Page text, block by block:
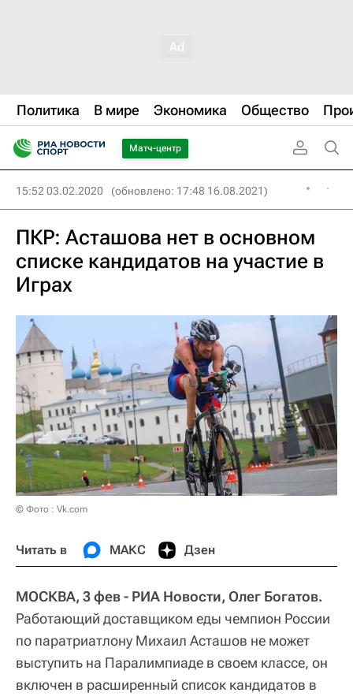
Политика В мире Экономика Общество
Матч-центр
15:52 03.02.2020 (обновлено: 17:48 16.08.2021)
ПКР: Асташова нет в основном
списке кандидатов на участие в
Играх
© Фото : Vk.com
Читать в МАКС Дзен
МОСКВА, 3 фев - РИА Новости, Олег Богатов.
Работающий доставщиком еды чемпион России
по паратриатлону Михаил Асташов не может
выступить на Паралимпиаде в своем классе, он
включен в расширенный список кандидатов в